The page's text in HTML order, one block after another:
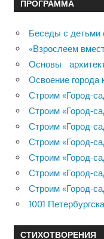
ПРОГРАММА
Беседы с детьми
«Взрослеем
Основы
Освоение города
Строим «Город-
Строим «Город-
Строим «Город-
Строим «Город-
Строим «Город-
Строим «Город-
Строим «Город-
1001
СТИХОТВОРЕНИЯ